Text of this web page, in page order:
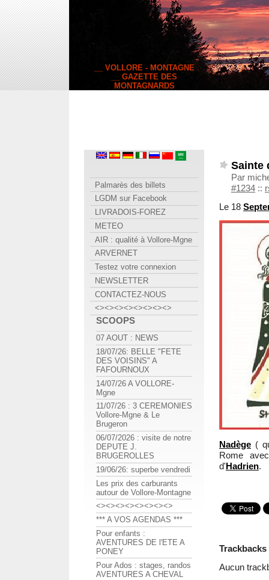
__ VOLLORE - MONTAGNE
__ GAZETTE DES
MONTAGNARDS
Sainte
Par
#1234 ::
Le 18
Nadège (
Rome
d'Hadrien.
Trackbacks
Aucun
Palmarès des billets
LGDM sur Facebook
LIVRADOIS-FOREZ
METEO
AIR : qualité à Vollore-Mgne
ARVERNET
Testez votre connexion
NEWSLETTER
CONTACTEZ-NOUS
<><><><><><><><>
SCOOPS
07 AOUT : NEWS
18/07/26: BELLE "FETE
DES VOISINS" A
FAFOURNOUX
14/07/26 A VOLLORE-
Mgne
11/07/26 : 3 CEREMONIES
Vollore-Mgne & Le
Brugeron
06/07/2026 : visite de notre
DEPUTE J.
BRUGEROLLES
19/06/26: superbe vendredi
Les prix des carburants
autour de Vollore-Montagne
<><><><><><><><>
*** A VOS AGENDAS ***
Pour enfants :
AVENTURES DE l'ETE A
PONEY
Pour Ados : stages, randos
AVENTURES A CHEVAL